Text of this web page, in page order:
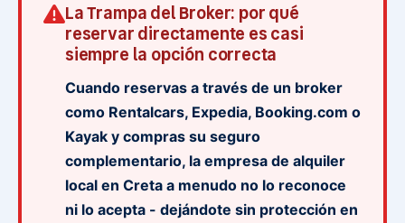
La Trampa del Broker: por qué
reservar directamente es casi
siempre la opción correcta
Cuando reservas a través de un broker
como Rentalcars, Expedia, Booking.com o
Kayak y compras su seguro
complementario, la empresa de alquiler
local en Creta a menudo no lo reconoce
ni lo acepta - dejándote sin protección en